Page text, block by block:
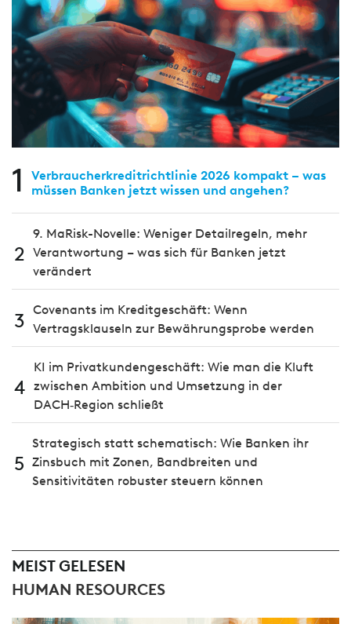
1
Verbraucherkreditrichtlinie 2026 kompakt – was
müssen Banken jetzt wissen und angehen?
2
9. MaRisk-Novelle: Weniger Detailregeln, mehr
Verantwortung – was sich für Banken jetzt
verändert
3 Covenants im Kreditgeschäft: Wenn
Vertragsklauseln zur Bewährungsprobe werden
4
KI im Privatkundengeschäft: Wie man die Kluft
zwischen Ambition und Umsetzung in der
DACH‑Region schließt
5
Strategisch statt schematisch: Wie Banken ihr
Zinsbuch mit Zonen, Bandbreiten und
Sensitivitäten robuster steuern können
MEIST GELESEN
HUMAN RESOURCES